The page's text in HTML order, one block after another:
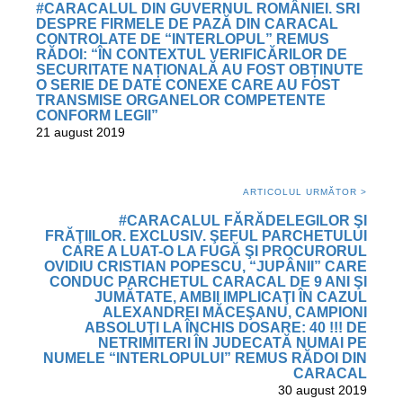
#CARACALUL DIN GUVERNUL ROMÂNIEI. SRI
DESPRE FIRMELE DE PAZĂ DIN CARACAL
CONTROLATE DE “INTERLOPUL” REMUS
RĂDOI: “ÎN CONTEXTUL VERIFICĂRILOR DE
SECURITATE NAȚIONALĂ AU FOST OBȚINUTE
O SERIE DE DATE CONEXE CARE AU FOST
TRANSMISE ORGANELOR COMPETENTE
CONFORM LEGII”
21 august 2019
ARTICOLUL URMĂTOR >
#CARACALUL FĂRĂDELEGILOR ŞI
FRĂŢIILOR. EXCLUSIV. ŞEFUL PARCHETULUI
CARE A LUAT-O LA FUGĂ ŞI PROCURORUL
OVIDIU CRISTIAN POPESCU, “JUPÂNII” CARE
CONDUC PARCHETUL CARACAL DE 9 ANI ŞI
JUMĂTATE, AMBII IMPLICAŢI ÎN CAZUL
ALEXANDREI MĂCEŞANU, CAMPIONI
ABSOLUŢI LA ÎNCHIS DOSARE: 40 !!! DE
NETRIMITERI ÎN JUDECATĂ NUMAI PE
NUMELE “INTERLOPULUI” REMUS RĂDOI DIN
CARACAL
30 august 2019